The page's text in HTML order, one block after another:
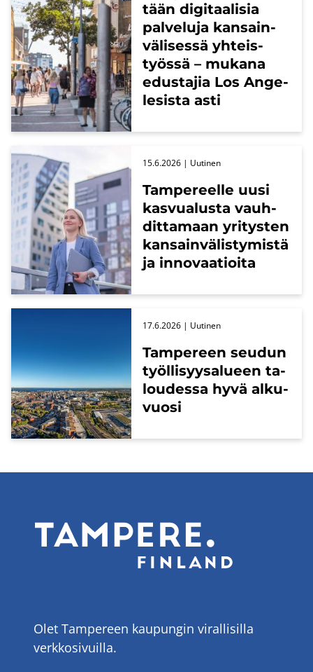
tään di­gi­taa­li­sia
pal­ve­lu­ja kan­sain­
vä­li­ses­sä yh­teis­
työs­sä – mu­ka­na
edus­ta­jia Los An­ge­
le­sis­ta asti
Tam­pe­reel­le uusi
kas­vua­lus­ta vauh­
dit­ta­maan yri­tys­ten
kan­sain­vä­lis­ty­mis­tä
ja in­no­vaa­tioi­ta
15.6.2026 | Uu­ti­nen
Tam­pe­reen seu­dun
työl­li­syy­sa­lu­een ta­
lou­des­sa hyvä al­ku­
vuo­si
17.6.2026 | Uu­ti­nen
Olet Tampereen kaupungin virallisilla
verkkosivuilla.